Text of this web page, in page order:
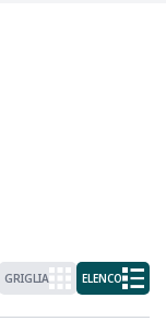
GRIGLIA ELENCO